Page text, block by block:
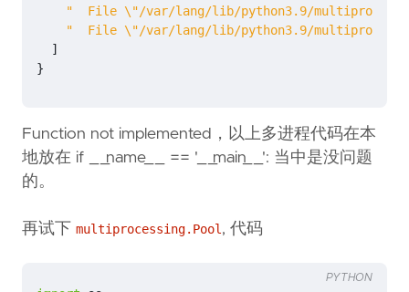
"  File \"/var/lang/lib/python3.9/
"  File \"/var/lang/lib/python3.9/
]
}
Function not implemented，以上多进程代码在本
地放在 if __name__ == '__main__': 当中是没问题
的。
再试下 multiprocessing.Pool , 代码
PYTHON